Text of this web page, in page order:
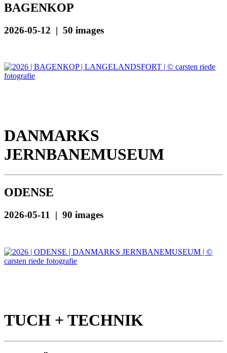
BAGENKOP
2026-05-12 | 50 images
DANMARKS
JERNBANEMUSEUM
ODENSE
2026-05-11 | 90 images
TUCH + TECHNIK